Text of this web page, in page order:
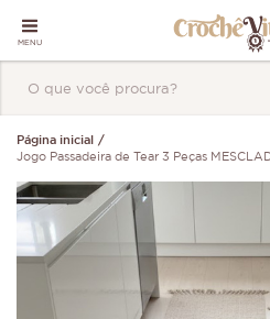
MENU
Página inicial
Jogo Passadeira de Tear 3 Peças